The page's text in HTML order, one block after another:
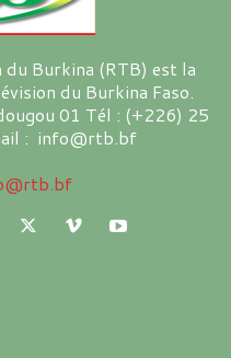
Burkina (RTB) est la
du Burkina Faso.
01 Tél : (+226) 25
: info@rtb.bf